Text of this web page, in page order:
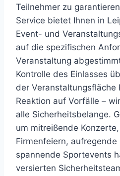
Teilnehmer zu
Service bietet Ihnen in
Event- und
auf die spezifischen
Veranstaltung
Kontrolle des Einlasses
der Veranstaltungsfläche
Reaktion auf Vorfälle –
alle Sicherheitsbelange.
um mitreißende
Firmenfeiern,
spannende Sportevents
versierten